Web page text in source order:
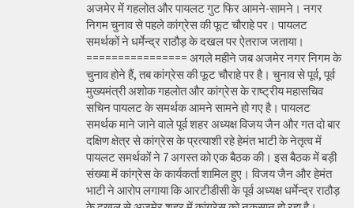
अजमेर में गहलोत और पायलट गुट फिर आमने-सामने। नगर
निगम चुनाव से पहले कांग्रेस की फूट चौराहे पर। पायलट
समर्थकों ने धर्मेन्द्र राठौड़ के दखल पर ऐतराज जताया।
================ अगले महीने जब अजमेर नगर निगम के
चुनाव होने हैं, तब कांग्रेस की फूट चौराहे पर है। चुनाव से पूर्व, पूर्व
मुख्यमंत्री अशोक गहलोत और कांग्रेस के राष्ट्रीय महासचिव
सचिन पायलट के समर्थक आमने सामने हो गए है। पायलट
समर्थक माने जाने वाले पूर्व शहर अध्यक्ष विजय जैन और गत दो बार
दक्षिण क्षेत्र से कांग्रेस के प्रत्याशी रहे हेमंत भाटी के नेतृत्व में
पायलट समर्थकों ने 7 अगस्त को एक बैठक की। इस बैठक में बड़ी
संख्या में कांग्रेस के कार्यकर्ता शामिल हुए। विजय जैन और हेमंत
भाटी ने आरोप लगाया कि आरटीडीसी के पूर्व अध्यक्ष धर्मेन्द्र राठौड़